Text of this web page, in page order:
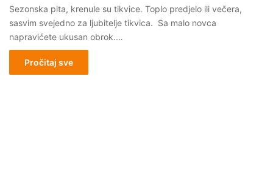
Sezonska pita, krenule su tikvice. Toplo predjelo ili večera,
sasvim svejedno za ljubitelje tikvica. Sa malo novca
napravićete ukusan obrok.…
Pročitaj sve